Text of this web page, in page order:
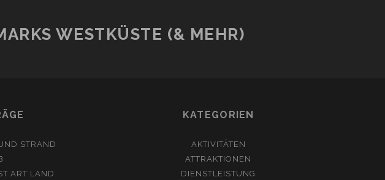
WESTKÜSTE (& MEHR)
STRAND
ART LAND
KATEGORIEN
AKTIVITÄTEN
ATTRAKTIONEN
DIENSTLEISTUNG